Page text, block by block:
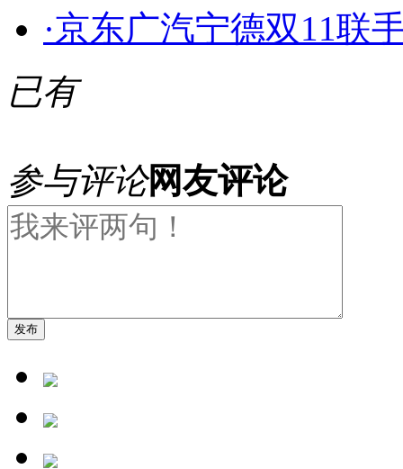
·京东广汽宁德双11联
已有
参与评论网友评论